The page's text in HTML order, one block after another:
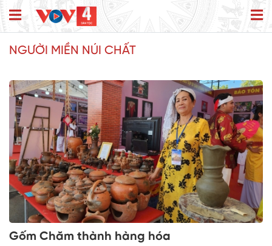
NGƯỜI MIỀN NÚI CHẤT
Gốm Chăm thành hàng hóa